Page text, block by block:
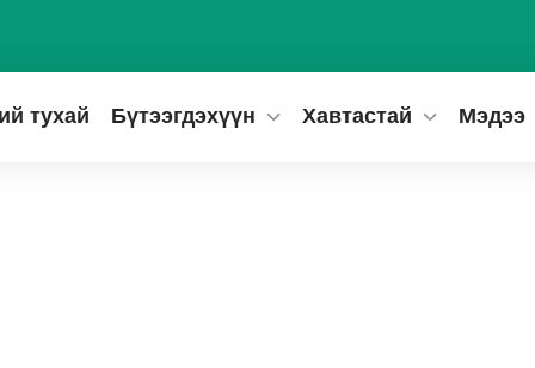
тухай Бүтээгдэхүүн Хавтастай Мэдээ